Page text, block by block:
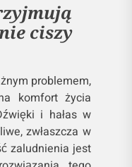
ciszy
problemem,
komfort życia
i hałas w
zwłaszcza w
zaludnienia jest